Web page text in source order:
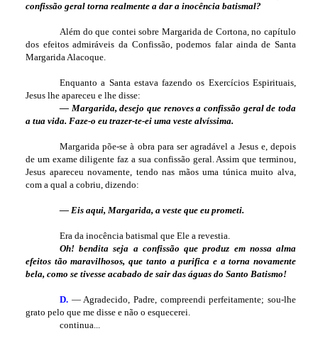
confissão geral torna realmente a dar a inocência batismal?
Além do que contei sobre Margarida de Cortona, no capítulo
dos efeitos admiráveis da Confissão, podemos falar ainda de Santa
Margarida Alacoque.
Enquanto a Santa estava fazendo os Exercícios Espirituais,
Jesus lhe apareceu e lhe disse:
— Margarida, desejo que renoves a confissão geral de toda
a tua vida. Faze-o eu trazer-te-ei uma veste alvíssima.
Margarida põe-se à obra para ser agradável a Jesus e, depois
de um exame diligente faz a sua confissão geral. Assim que terminou,
Jesus apareceu novamente, tendo nas mãos uma túnica muito alva,
com a qual a cobriu, dizendo:
— Eis aqui, Margarida, a veste que eu prometi.
Era da inocência batismal que Ele a revestia.
Oh! bendita seja a confissão que produz em nossa alma
efeitos tão maravilhosos, que tanto a purifica e a torna novamente
bela, como se tivesse acabado de sair das águas do Santo Batismo!
D. — Agradecido, Padre, compreendi perfeitamente; sou-lhe
grato pelo que me disse e não o esquecerei.
continua...